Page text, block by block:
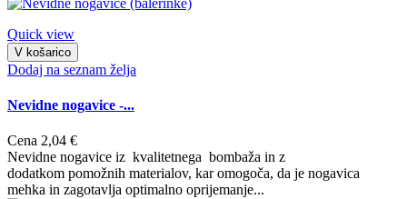
Quick view
V košarico
Dodaj na seznam želja
Nevidne nogavice -...
Cena 2,04 €
Nevidne nogavice iz kvalitetnega bombaža in z
dodatkom pomožnih materialov, kar omogoča, da je nogavica
mehka in zagotavlja optimalno oprijemanje...